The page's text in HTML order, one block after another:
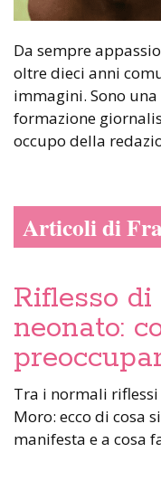
Da sempre
oltre dieci anni
immagini. Sono
formazione
occupo della
Articoli di
Riflesso
neonato:
Tra i normali riflessi neonatali c'è anche il riflesso di
Moro: ecco di cosa
manifesta e a cosa